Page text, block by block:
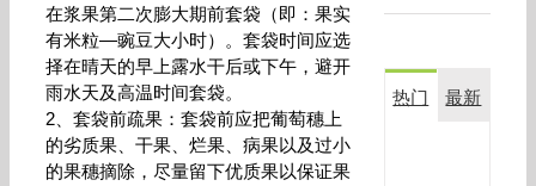
在浆果第二次膨大期前套袋（即：果实
有米粒—豌豆大小时）。套袋时间应选
择在晴天的早上露水干后或下午，避开
雨水天及高温时间套袋。
2、套袋前疏果：套袋前应把葡萄穗上
的劣质果、干果、烂果、病果以及过小
的果穗摘除，尽量留下优质果以保证果
热门 最新